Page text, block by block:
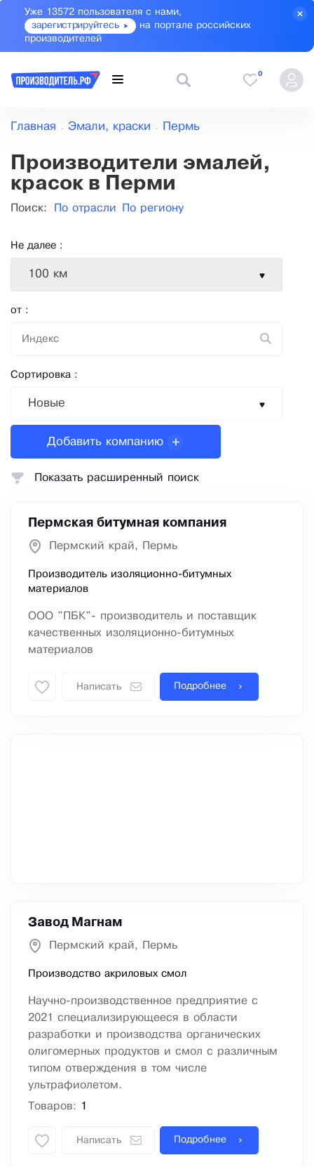
Уже 13572 пользователя с нами,
зарегистрируйтесь
на портале российских
производителей
0
Главная Эмали, краски Пермь
Производители эмалей,
красок в Перми
Поиск: По отрасли По региону
Не далее :
100 км
от :
Сортировка :
Новые
Добавить компанию
Пермская битумная компания
Пермский край, Пермь
Производитель изоляционно-битумных
материалов
ООО "ПБК"- производитель и поставщик
качественных изоляционно-битумных
материалов
Написать Подробнее
Завод Магнам
Пермский край, Пермь
Производство акриловых смол
Научно-производственное предприятие с
2021 специализирующееся в области
разработки и производства органических
олигомерных продуктов и смол с различным
типом отверждения в том числе
ультрафиолетом.
Товаров: 1
Написать Подробнее
Показать расширенный поиск